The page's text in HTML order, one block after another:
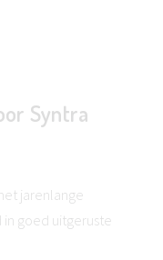
Syntra
jarenlange
goed uitgeruste